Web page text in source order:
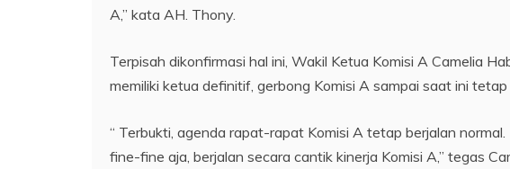
A,” kata AH. Thony.
Terpisah dikonfirmasi hal ini, Wakil Ketua Komisi A Camelia
memiliki ketua definitif, gerbong Komisi A sampai saat ini tetap
“ Terbukti, agenda rapat-rapat Komisi A tetap berjalan
fine-fine aja, berjalan secara cantik kinerja Komisi A,” tegas